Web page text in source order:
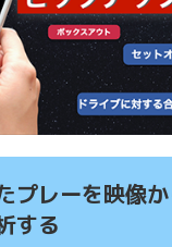
プレーを映像
する